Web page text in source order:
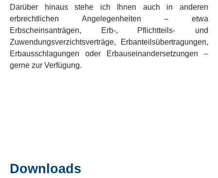
Darüber hinaus stehe ich Ihnen auch in anderen
erbrechtlichen Angelegenheiten – etwa
Erbscheinsanträgen, Erb-, Pflichtteils- und
Zuwendungsverzichtsverträge, Erbanteilsübertragungen,
Erbausschlagungen oder Erbauseinandersetzungen –
gerne zur Verfügung.
Downloads